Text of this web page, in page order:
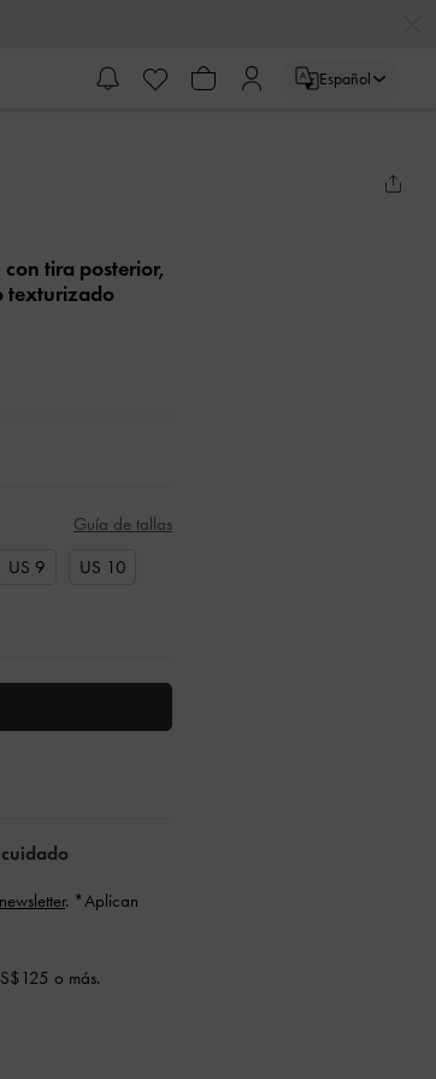
Español
tira posterior,
texturizado
Guía de tallas
US 9 US 10
. *Aplican
o más.